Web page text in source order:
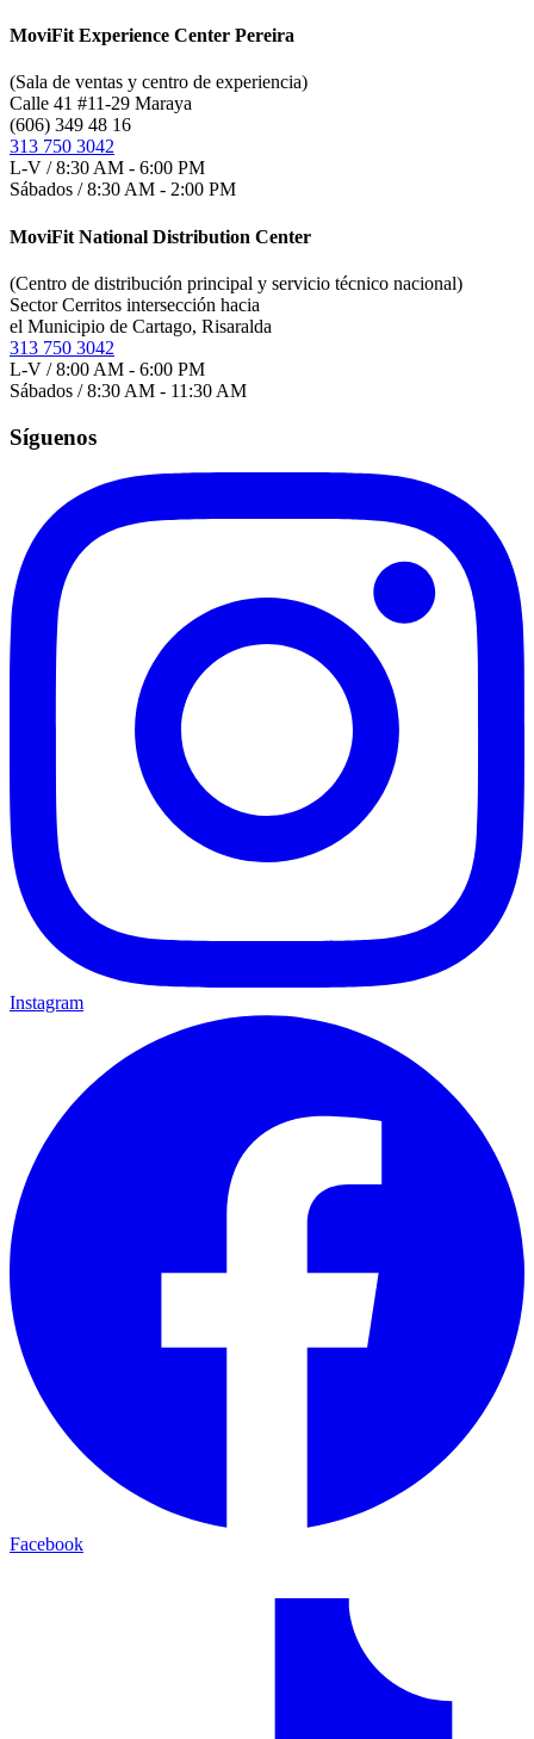
MoviFit Experience Center Pereira
(Sala de ventas y centro de experiencia)
Calle 41 #11-29 Maraya
(606) 349 48 16
313 750 3042
L-V / 8:30 AM - 6:00 PM
Sábados / 8:30 AM - 2:00 PM
MoviFit National Distribution Center
(Centro de distribución principal y servicio técnico nacional)
Sector Cerritos intersección hacia
el Municipio de Cartago, Risaralda
313 750 3042
L-V / 8:00 AM - 6:00 PM
Sábados / 8:30 AM - 11:30 AM
Síguenos
Instagram
Facebook